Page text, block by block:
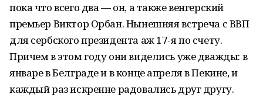
пока что всего два — он, а также венгерский
премьер Виктор Орбан. Нынешняя встреча с ВВП
для сербского президента аж 17-я по счету.
Причем в этом году они виделись уже дважды: в
январе в Белграде и в конце апреля в Пекине, и
каждый раз искренне радовались друг другу.